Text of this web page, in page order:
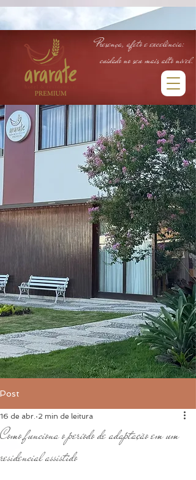
Presença, afeto e excelência:
cuidado no seu mais alto nível.
Post
Como funciona o período de adaptação em um
residencial assistido
16 de abr. 2 min de leitura